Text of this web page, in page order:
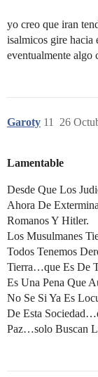
yo creo que iran
isalmicos gire hacia
eventualmente algo
Garoty 26
11
Lamentable
Desde Que Los
Ahora De
Romanos Y Hitler.
Los Musulmanes
Todos Tenemos
Tierra…que Es De
Es Una Pena Que
No Se Si Ya Es
De Esta
Paz…solo Buscan